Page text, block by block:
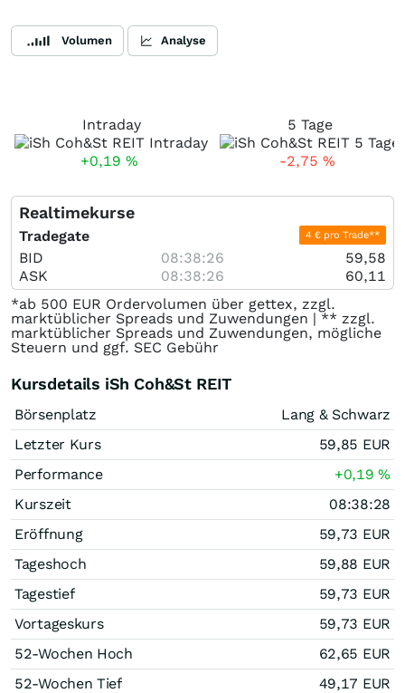
Volumen Analyse
Intraday
+0,19 %
5 Tage
-2,75 %
Realtimekurse
Tradegate 4 € pro Trade**
BID 08:38:26
59,58
ASK
08:38:26
60,11
*ab 500 EUR Ordervolumen über gettex, zzgl.
marktüblicher Spreads und Zuwendungen | ** zzgl.
marktüblicher Spreads und Zuwendungen, mögliche
Steuern und ggf. SEC Gebühr
Kursdetails iSh Coh&St REIT
Börsenplatz
Lang & Schwarz
Letzter Kurs
59,85 EUR
Performance
+0,19%
Kurszeit
08:38:28
Eröffnung
59,73 EUR
Tageshoch
59,88 EUR
Tagestief
59,73 EUR
Vortageskurs
59,73 EUR
52-Wochen Hoch
62,65 EUR
52-Wochen Tief
49,17 EUR